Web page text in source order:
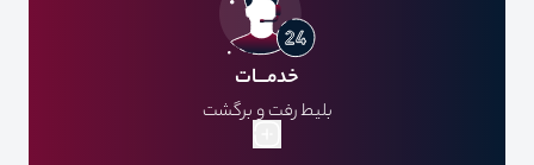
خدمـــات
بلیط رفت و برگشت
اقامت در هتل با صبحانه